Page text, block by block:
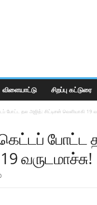
விளையாட்டு சிறப்பு கட்டுரை
போட்ட தல அஜித்: சிட்டிசன் வெளியாகி 19
போட்ட
வருடமாச்சு!